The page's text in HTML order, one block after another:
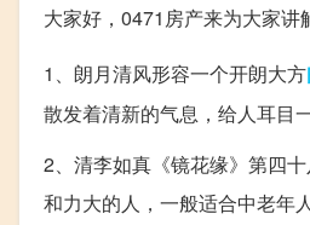
大家好，0471房产来为大家讲
1、朗月清风形容一个开朗大方
散发着清新的气息，给人耳目
2、清李如真《镜花缘》第四
和力大的人，一般适合中老年人